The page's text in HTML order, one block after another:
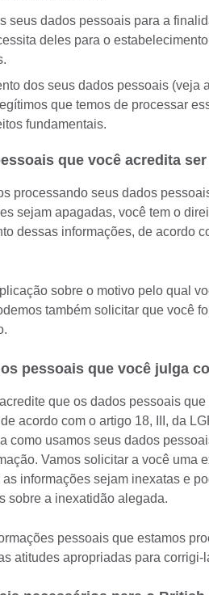
seus dados pessoais para a
deles para o
dos seus dados pessoais (veja
que temos de processar
fundamentais.
que você acredita ser
processando seus dados
sejam apagadas, você tem o
dessas informações, de acordo
sobre o motivo pelo qual
também solicitar que você
pessoais que você julga
que os dados pessoais
acordo com o artigo 18, III, da
como usamos seus dados
Vamos solicitar a você uma
informações sejam inexatas e
sobre a inexatidão alegada.
pessoais que estamos
atitudes apropriadas para corrigi-